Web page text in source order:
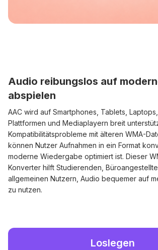
Audio reibungslos auf
abspielen
AAC wird auf Smartphones, Tablets,
Plattformen und Mediaplayern breit
Kompatibilitätsprobleme mit älteren WMA-
können Nutzer Aufnahmen in ein Format
moderne Wiedergabe optimiert ist. Dieser
Konverter hilft Studierenden,
allgemeinen Nutzern, Audio bequemer auf
zu nutzen.
Loslegen